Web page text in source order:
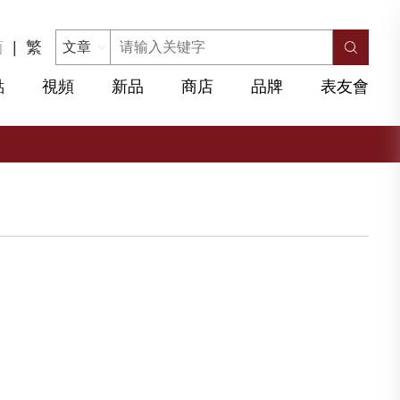
| 繁
視頻 新品 商店 品牌 表友會